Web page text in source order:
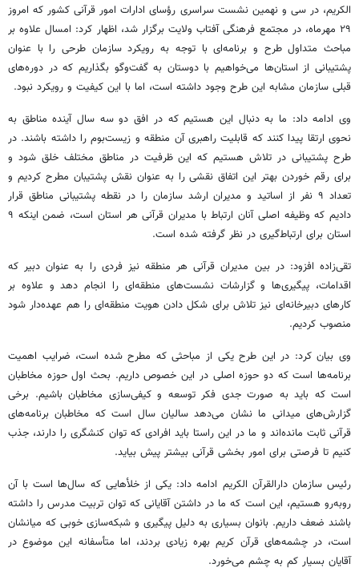
الکریم، در سی و نهمین نشست سراسری رؤسای ادارات امور قرآنی کشور که امروز
۲۹ مهرماه، در مجتمع فرهنگی آفتاب ولایت برگزار شد، اظهار کرد: امسال علاوه بر
مباحث متداول طرح و برنامه‌ای با توجه به رویکرد سازمان طرحی را با عنوان
پشتیبانی از استان‌ها می‌خواهیم با دوستان به گفت‌وگو بگذاریم که در دوره‌های
قبلی سازمان مشابه این طرح وجود داشته است، اما با این کیفیت و رویکرد نبود.
وی ادامه داد: ما به دنبال این هستیم که در افق دو سه سال آینده مناطق به
نحوی ارتقا پیدا کنند که قابلیت راهبری آن منطقه و زیست‌بوم را داشته باشند. در
طرح پشتیبانی در تلاش هستیم که این ظرفیت در مناطق مختلف خلق شود و
برای رقم خوردن بهتر این اتفاق نقشی را به عنوان نقش پشتیبان مطرح کردیم و
تعداد ۹ نفر از اساتید و مدیران ارشد سازمان را در نقطه پشتیبانی مناطق قرار
دادیم که وظیفه اصلی آنان ارتباط با مدیران قرآنی هر استان است، ضمن اینکه ۹
استان برای ارتباط‌گیری در نظر گرفته شده است.
تقی‌زاده افزود: در بین مدیران قرآنی هر منطقه نیز فردی را به عنوان دبیر که
اقدامات، پیگیری‌ها و گزارشات نشست‌های منطقه‌ای را انجام دهد و علاوه بر
کارهای دبیرخانه‌ای نیز تلاش برای شکل دادن هویت منطقه‌ای را هم عهده‌دار شود
منصوب کردیم.
وی بیان کرد: در این طرح یکی از مباحثی که مطرح شده است، ضرایب اهمیت
برنامه‌ها است که دو حوزه اصلی در این خصوص داریم. بحث اول حوزه مخاطبان
است که باید به صورت جدی فکر توسعه و کیفی‌سازی مخاطبان باشیم. برخی
گزارش‌های میدانی ما نشان می‌دهد سالیان سال است که مخاطبان برنامه‌های
قرآنی ثابت مانده‌اند و ما در این راستا باید افرادی که توان کنشگری را دارند، جذب
کنیم تا فرصتی برای امور بخشی قرآنی بیشتر پیش بیاید.
رئیس سازمان دارالقرآن الکریم ادامه داد: یکی ازخلأهایی که سال‌ها است با آن
روبه‌رو هستیم، این است که ما در داشتن آقایانی که توان تربیت مدرس را داشته
باشند ضعف داریم. بانوان بسیاری به دلیل پیگیری و شبکه‌سازی خوبی که میانشان
است، در چشمه‌های قرآن کریم بهره زیادی بردند، اما متأسفانه این موضوع در
آقایان بسیار کم به چشم می‌خورد.